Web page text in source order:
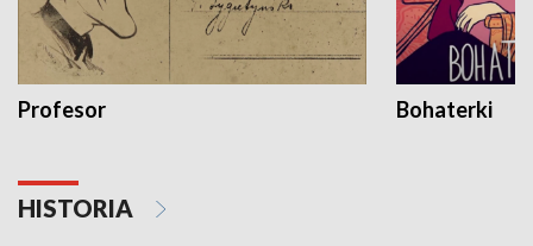
Profesor Bohaterki
HISTORIA